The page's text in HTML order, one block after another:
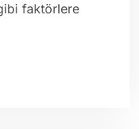
faktörlere